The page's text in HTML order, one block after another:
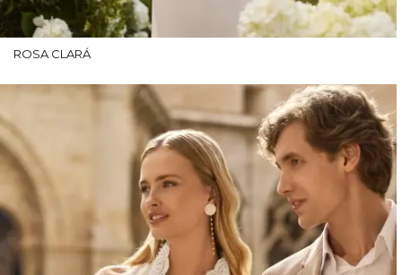
ROSA CLARÁ